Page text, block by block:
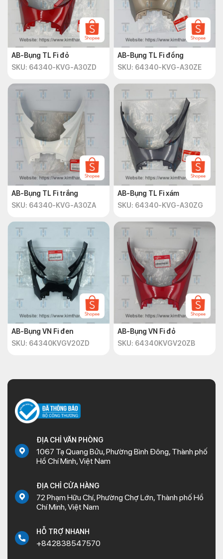
AB-Bụng TL Fi đỏ
SKU: 64340-KVG-A30ZD
AB-Bụng TL Fi đồng
SKU: 64340-KVG-A30ZE
AB-Bụng TL Fi trắng
SKU: 64340-KVG-A30ZA
AB-Bụng TL Fi xám
SKU: 64340-KVG-A30ZG
AB-Bụng VN Fi đen
SKU: 64340KVGV20ZD
AB-Bụng VN Fi đỏ
SKU: 64340KVGV20ZB
ĐỊA CHỈ VĂN PHÒNG
1067 Tạ Quang Bửu, Phường Bình Đông, Thành phố
Hồ Chí Minh, Việt Nam
ĐỊA CHỈ CỬA HÀNG
72 Phạm Hữu Chí, Phường Chợ Lớn, Thành phố Hồ
Chí Minh, Việt Nam
HỖ TRỢ NHANH
+842838547570